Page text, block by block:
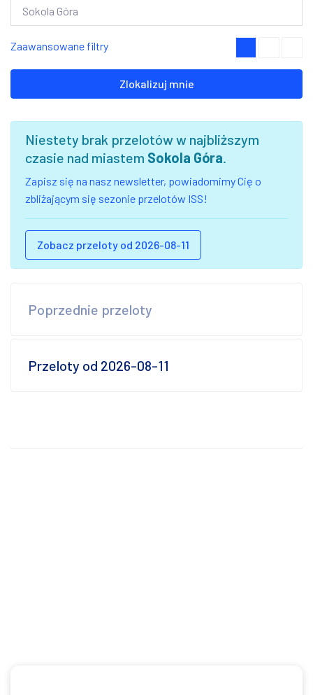
Zaawansowane filtry
Zlokalizuj mnie
Niestety brak przelotów w najbliższym
czasie nad miastem Sokola Góra.
Zapisz się na nasz newsletter, powiadomimy Cię o
zbliżającym się sezonie przelotów ISS!
Zobacz przeloty od 2026-08-11
Poprzednie przeloty
Przeloty od 2026-08-11